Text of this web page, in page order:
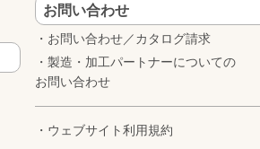
お問い合わせ
お問い合わせ／カタログ請求
製造・加工パートナーについての
お問い合わせ
ウェブサイト利用規約